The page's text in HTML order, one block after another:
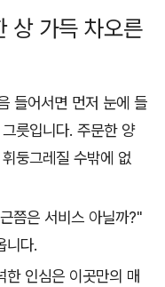
상 가득 차오른
들어서면 먼저 눈에 들
릇입니다. 주문한 양
둥그레질 수밖에 없
쯤은 서비스 아닐까?"
니다.
한 인심은 이곳만의 매